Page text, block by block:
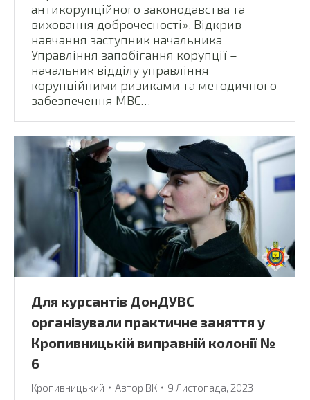
антикорупційного законодавства та
виховання доброчесності». Відкрив
навчання заступник начальника
Управління запобігання корупції –
начальник відділу управління
корупційними ризиками та методичного
забезпечення МВС…
Для курсантів ДонДУВС
організували практичне заняття у
Кропивницькій виправній колонії №
6
Кропивницький Автор ВК 9 Листопада, 2023